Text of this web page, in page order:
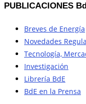
PUBLICACIONES
Breves de Energía
Novedades
Tecnología,
Investigación
Librería BdE
BdE en la Prensa